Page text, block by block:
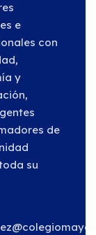
e
con
y
de
su